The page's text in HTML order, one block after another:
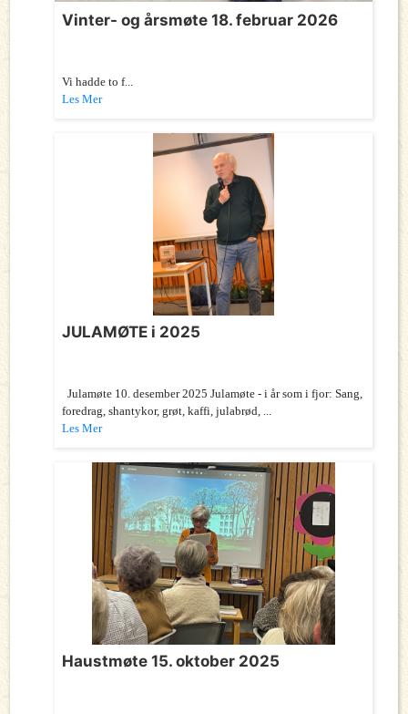
Vinter- og årsmøte 18. februar 2026
Vi hadde to f...
Les Mer
JULAMØTE i 2025
Julamøte 10. desember 2025 Julamøte - i år som i fjor: Sang,
foredrag, shantykor, grøt, kaffi, julabrød, ...
Les Mer
Haustmøte 15. oktober 2025